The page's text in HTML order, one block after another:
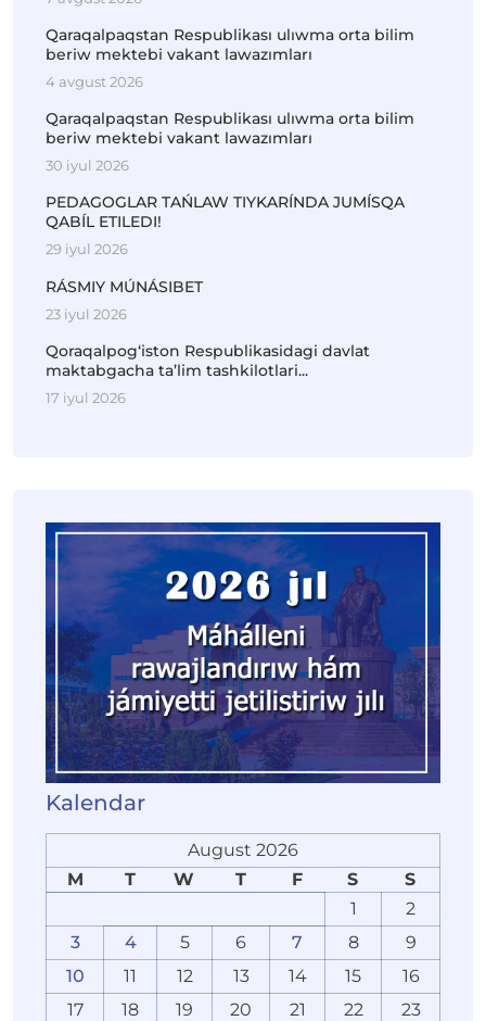
Qaraqalpaqstan Respublikası ulıwma orta bilim
beriw mektebi vakant lawazımları
4 avgust 2026
Qaraqalpaqstan Respublikası ulıwma orta bilim
beriw mektebi vakant lawazımları
30 iyul 2026
PEDAGOGLAR TAŃLAW TIYKARÍNDA JUMÍSQA
QABÍL ETILEDI!
29 iyul 2026
RÁSMIY MÚNÁSIBET
23 iyul 2026
Qoraqalpog‘iston Respublikasidagi davlat
maktabgacha ta’lim tashkilotlari...
17 iyul 2026
Kalendar
August 2026
M
T W T F S
S
1
2
3
4 5 6 7 8
9
10
11 12 13 14 15
16
17
18 19 20 21 22
23